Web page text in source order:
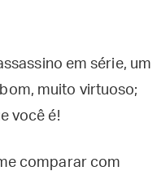
em série, um
muito virtuoso;
você é!
comparar com